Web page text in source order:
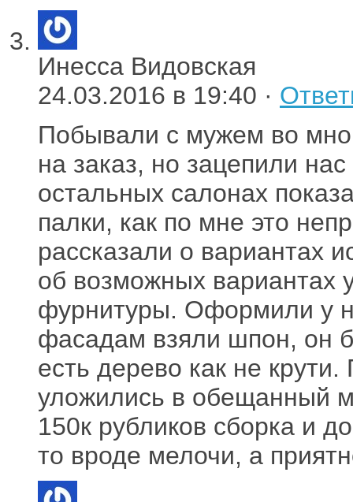
Инесса Видовская
24.03.2016 в 19:40 ·
Побывали с мужем во
на заказ, но зацепили
остальных салонах
палки, как по мне это
рассказали о вариантах
об возможных вариантах
фурнитуры. Оформили у
фасадам взяли шпон, он
есть дерево как не
уложились в обещанный
150к рубликов сборка и
то вроде мелочи, а